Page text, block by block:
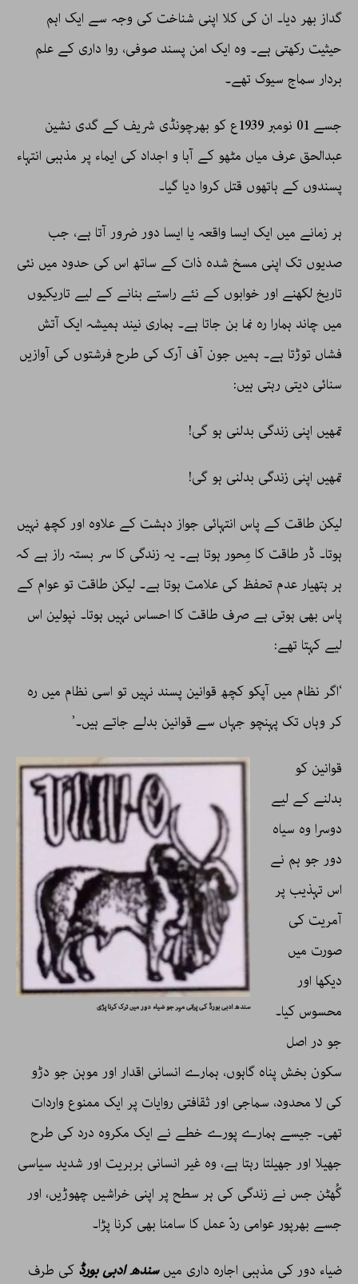
گداز بھر دیا۔ ان کی کلا اپنی شناخت کی وجہ سے ایک اہم
حیثیت رکھتی ہے۔ وہ ایک امن پسند صوفی، روا داری کے علم
بردار سماج سیوک تھے۔
جسے 01 نومبر 1939ع کو بھرچونڈی شریف کے گدی نشین
عبدالحق عرف میاں مٹھو کے آبا و اجداد کی ایماء پر مذہبی انتہاء
پسندوں کے ہاتھوں قتل کروا دیا گیا۔
ہر زمانے میں ایک ایسا واقعہ یا ایسا دور ضرور آتا ہے، جب
صدیوں تک اپنی مسخ شدہ ذات کے ساتھ اس کی حدود میں نئی
تاریخ لکھنے اور خوابوں کے نئے راستے بنانے کے لیے تاریکیوں
میں چاند ہمارا رہ نما بن جاتا ہے۔ ہماری نیند ہمیشہ ایک آتش
فشاں توڑتا ہے۔ ہمیں جون آف آرک کی طرح فرشتوں کی آوازیں
سنائی دیتی رہتی ہیں:
تمھیں اپنی زندگی بدلنی ہو گی!
تمھیں اپنی زندگی بدلنی ہو گی!
لیکن طاقت کے پاس انتہائی جواز دہشت کے علاوہ اور کچھ نہیں
ہوتا۔ ڈر طاقت کا مِحور ہوتا ہے۔ یہ زندگی کا سر بستہ راز ہے کہ
ہر ہتھیار عدم تحفظ کی علامت ہوتا ہے۔ لیکن طاقت تو عوام کے
پاس بھی ہوتی ہے صرف طاقت کا احساس نہیں ہوتا۔ نپولین اس
لیے کہتا تھے:
‘اگر نظام میں آپکو کچھ قوانین پسند نہیں تو اسی نظام میں رہ
کر وہاں تک پہنچو جہاں سے قوانین بدلے جاتے ہیں۔’
سندھ ادبی بورڈ کی پرانی مہر جو ضیاء دور میں ترک کرنا پڑی
قوانین کو
بدلنے کے لیے
دوسرا وہ سیاہ
دور جو ہم نے
اس تہذیب پر
آمریت کی
صورت میں
دیکھا اور
محسوس کیا۔
جو در اصل
سکون بخش پناہ گاہوں، ہمارے انسانی اقدار اور موہن جو دڑو
کی لا محدود، سماجی اور ثقافتی روایات پر ایک ممنوع واردات
تھی۔ جیسے ہمارے پورے خطے نے ایک مکروہ درد کی طرح
جھیلا اور جھیلتا رہتا ہے، وہ غیر انسانی بربریت اور شدید سیاسی
گُھٹن جس نے زندگی کی ہر سطح پر اپنی خراشیں چھوڑیں، اور
جسے بھرپور عوامی ردّ عمل کا سامنا بھی کرنا پڑا۔
ضیاء دور کی مذہبی اجارہ داری میںسندھ ادبی بورڈ کی طرف